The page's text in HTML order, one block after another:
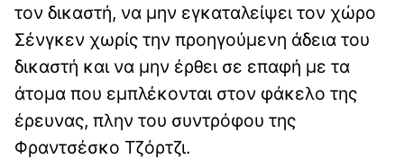
τον δικαστή, να μην εγκαταλείψει τον χώρο
Σένγκεν χωρίς την προηγούμενη άδεια του
δικαστή και να μην έρθει σε επαφή με τα
άτομα που εμπλέκονται στον φάκελο της
έρευνας, πλην του συντρόφου της
Φραντσέσκο Τζόρτζι.